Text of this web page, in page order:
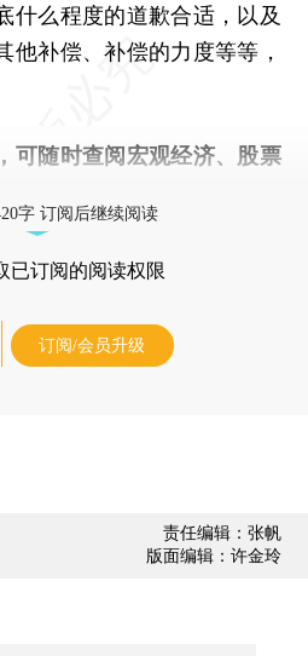
什么程度的道歉合适，以及
他补偿、补偿的力度等等，
，可随时查阅宏观经济、股票
字 订阅后继续阅读
已订阅的阅读权限
订阅/会员升级
责任编辑：张帆
版面编辑：许金玲